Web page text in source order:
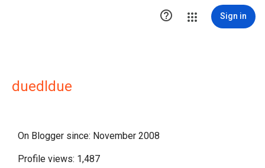
 Sign in
duedldue
On Blogger since: November 2008
Profile views: 1,487